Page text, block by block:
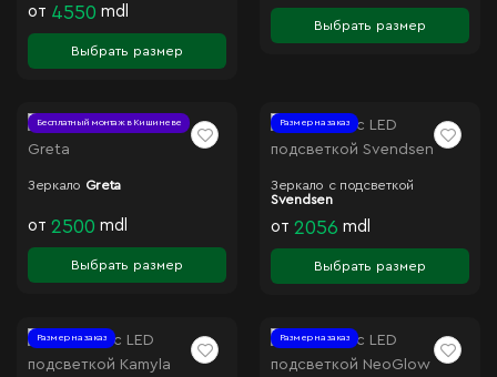
от 4550 mdl
Выбрать размер
Выбрать размер
Бесплатный монтаж в Кишиневе
Зеркало Greta
от 2500 mdl
Выбрать размер
Размер на заказ
Зеркало с подсветкой
Svendsen
от 2056 mdl
Выбрать размер
Размер на заказ Размер на заказ